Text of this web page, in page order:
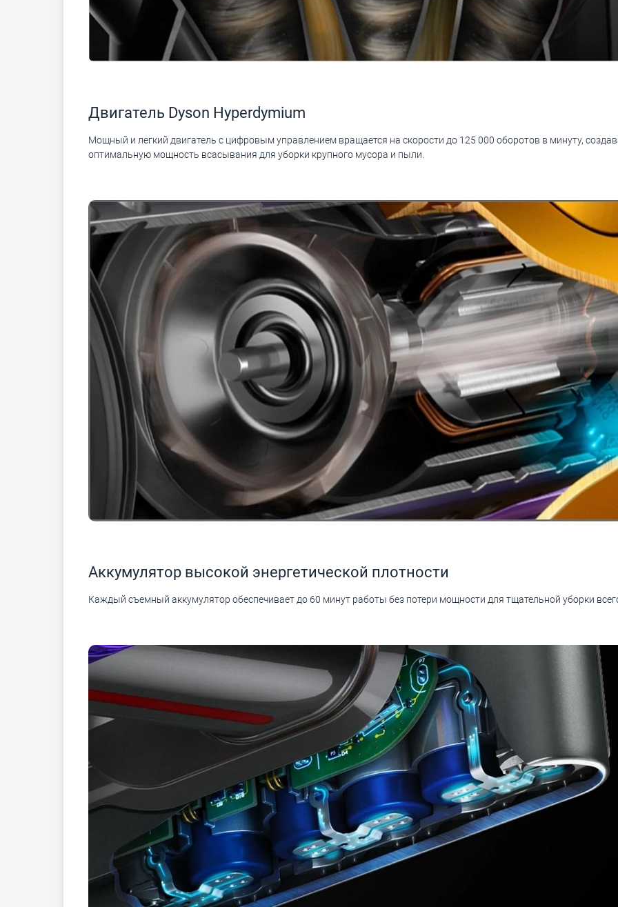
Двигатель Dyson Hyperdymium
Мощный и легкий двигатель с цифровым управлением вращается на скорости до 125 000 оборотов в минуту,
оптимальную мощность всасывания для уборки крупного мусора и пыли.
Аккумулятор высокой энергетической плотности
Каждый съемный аккумулятор обеспечивает до 60 минут работы без потери мощности для тщательной уборки